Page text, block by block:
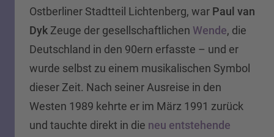
Ostberliner Stadtteil Lichtenberg, war Paul van
Dyk Zeuge der gesellschaftlichen Wende, die
Deutschland in den 90ern erfasste – und er
wurde selbst zu einem musikalischen Symbol
dieser Zeit. Nach seiner Ausreise in den
Westen 1989 kehrte er im März 1991 zurück
und tauchte direkt in die neu entstehende